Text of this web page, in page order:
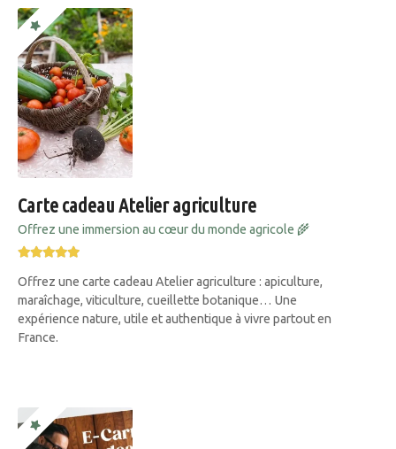
Carte cadeau Atelier agriculture
Offrez une immersion au cœur du monde agricole 🌾
Offrez une carte cadeau Atelier agriculture : apiculture,
maraîchage, viticulture, cueillette botanique… Une
expérience nature, utile et authentique à vivre partout en
France.